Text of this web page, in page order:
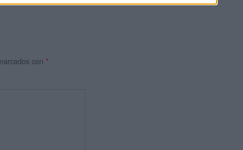
con *